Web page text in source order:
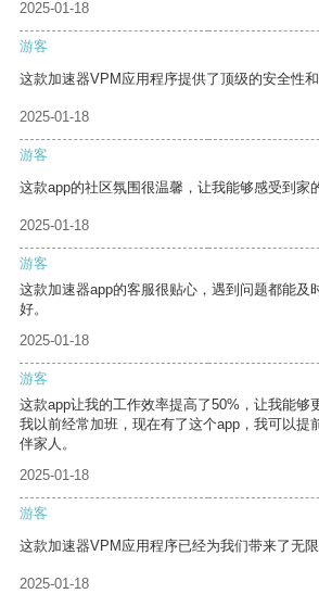
2025-01-18
游客
这款加速器VPM应用程序提供了顶级的安全性和
2025-01-18
游客
这款app的社区氛围很温馨，让我能够感受到家
2025-01-18
游客
这款加速器app的客服很贴心，遇到问题都能及
好。
2025-01-18
游客
这款app让我的工作效率提高了50%，让我能够
我以前经常加班，现在有了这个app，我可以提
伴家人。
2025-01-18
游客
这款加速器VPM应用程序已经为我们带来了无限
2025-01-18